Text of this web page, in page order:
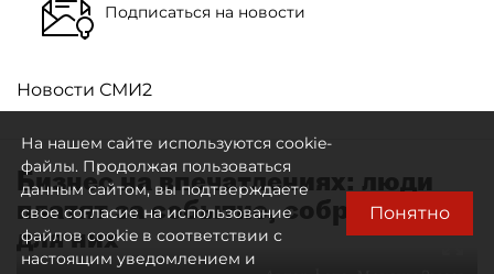
Подписаться на новости
Новости СМИ2
Бизнес на впечатлениях: люди
платят за событие, собранное
для них
На нашем сайте используются cookie-
файлы. Продолжая пользоваться
данным сайтом, вы подтверждаете
свое согласие на использование
файлов cookie в соответствии с
настоящим уведомлением и
Понятно